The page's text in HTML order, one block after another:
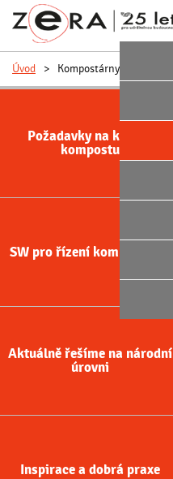
Úvod > Kompostárny
Požadavky na kvalitu
kompostu
SW pro řízení kompostárny
Aktuálně řešíme na národní
úrovni
Inspirace a dobrá praxe